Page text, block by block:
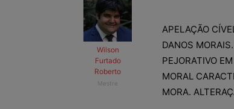
Wilson
Furtado
Roberto
Mestre
APELAÇÃO
DANOS
PEJORATIVO
MORAL
MORA.